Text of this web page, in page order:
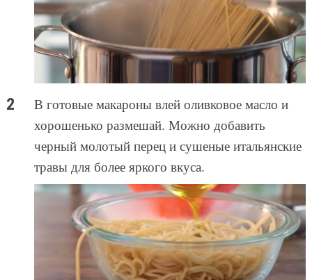
В готовые макароны влей оливковое масло и
хорошенько размешай. Можно добавить
черный молотый перец и сушеные итальянские
травы для более яркого вкуса.